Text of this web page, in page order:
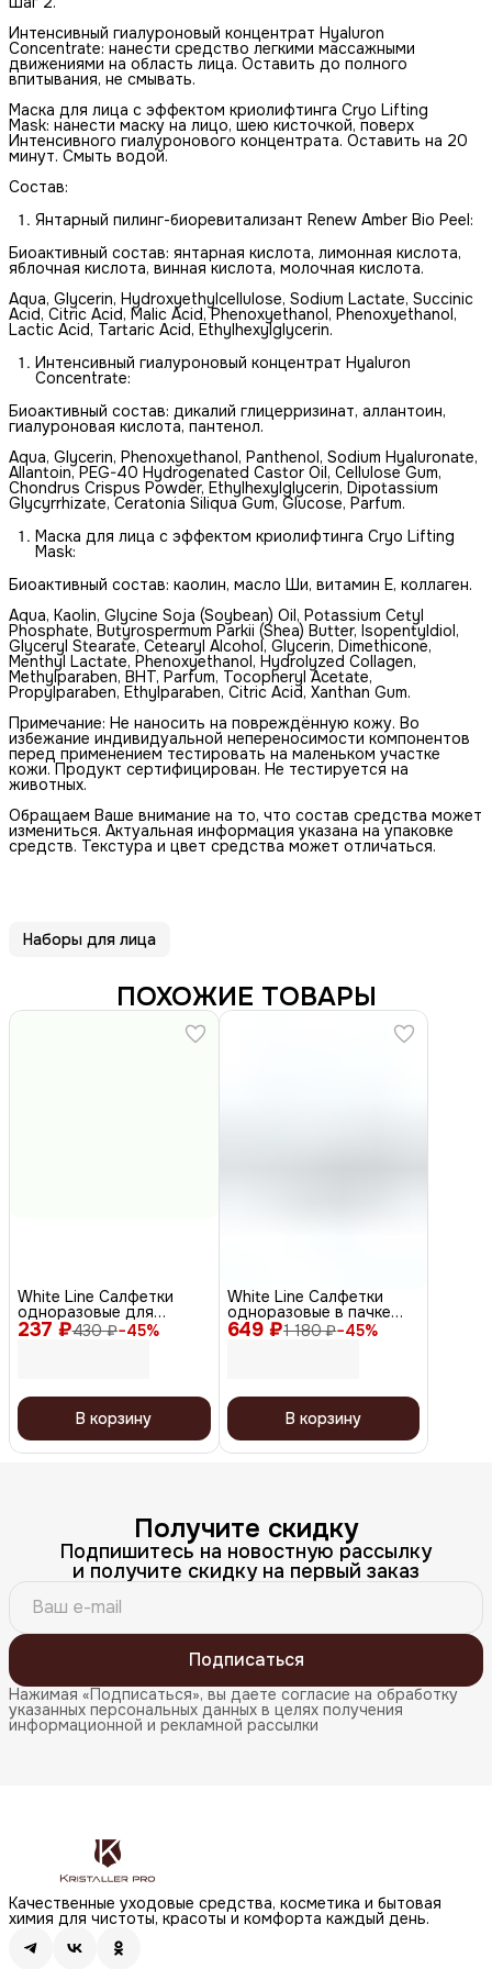
Интенсивный гиалуроновый концентрат Hyaluron
Concentrate: нанести средство легкими массажными
движениями на область лица. Оставить до полного
впитывания, не смывать.
Маска для лица с эффектом криолифтинга Cryo Lifting
Mask: нанести маску на лицо, шею кисточкой, поверх
Интенсивного гиалуронового концентрата. Оставить на 20
минут. Смыть водой.
Состав:
Янтарный пилинг-биоревитализант Renew Amber Bio Peel:
Биоактивный состав: янтарная кислота, лимонная кислота,
яблочная кислота, винная кислота, молочная кислота.
Aqua, Glycerin, Hydroxyethylcellulose, Sodium Lactate, Succinic
Acid, Citric Acid, Malic Acid, Phenoxyethanol, Phenoxyethanol,
Lactic Acid, Tartaric Acid, Ethylhexylglycerin.
Интенсивный гиалуроновый концентрат Hyaluron
Concentrate:
Биоактивный состав: дикалий глицерризинат, аллантоин,
гиалуроновая кислота, пантенол.
Aqua, Glycerin, Phenoxyethanol, Panthenol, Sodium Hyaluronate,
Allantoin, PEG-40 Hydrogenated Castor Oil, Cellulose Gum,
Chondrus Crispus Powder, Ethylhexylglycerin, Dipotassium
Glycyrrhizate, Ceratonia Siliqua Gum, Glucose, Parfum.
Маска для лица с эффектом криолифтинга Cryo Lifting
Mask:
Биоактивный состав: каолин, масло Ши, витамин Е, коллаген.
Aqua, Kaolin, Glycine Soja (Soybean) Oil, Potassium Cetyl
Phosphate, Butyrospermum Parkii (Shea) Butter, Isopentyldiol,
Glyceryl Stearate, Cetearyl Alcohol, Glycerin, Dimethicone,
Menthyl Lactate, Phenoxyethanol, Hydrolyzed Collagen,
Methylparaben, BHT, Parfum, Tocopheryl Acetate,
Propylparaben, Ethylparaben, Citric Acid, Xanthan Gum.
Примечание: Не наносить на повреждённую кожу. Во
избежание индивидуальной непереносимости компонентов
перед применением тестировать на маленьком участке
кожи. Продукт сертифицирован. Не тестируется на
животных.
Обращаем Ваше внимание на то, что состав средства может
измениться. Актуальная информация указана на упаковке
средств. Текстура и цвет средства может отличаться.
Наборы для лица
ПОХОЖИЕ ТОВАРЫ
237 ₽430 ₽−45%
White Line Салфетки
одноразовые для
косметических
процедур, 8 х 40 см,
В корзину
649 ₽1 180 ₽−45%
White Line Салфетки
одноразовые в пачке
для косметических
процедур, Артвакс
В корзину
Получите скидку
Подпишитесь на новостную рассылку
и получите скидку на первый заказ
Подписаться
Нажимая «Подписаться», вы даете согласие на обработку
указанных персональных данных в целях получения
информационной и рекламной рассылки
Качественные уходовые средства, косметика и бытовая
химия для чистоты, красоты и комфорта каждый день.